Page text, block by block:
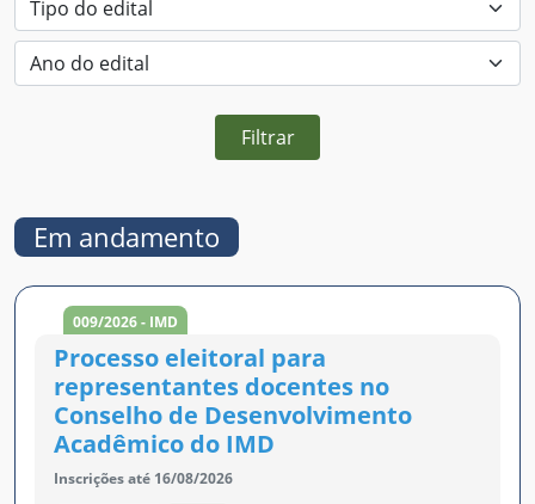
Filtrar
Em andamento
009/2026 - IMD
Processo eleitoral para
representantes docentes no
Conselho de Desenvolvimento
Acadêmico do IMD
Inscrições até 16/08/2026